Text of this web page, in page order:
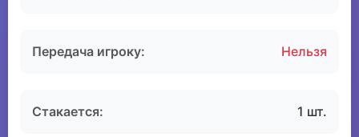
Передача игроку: Нельзя
Стакается: 1 шт.